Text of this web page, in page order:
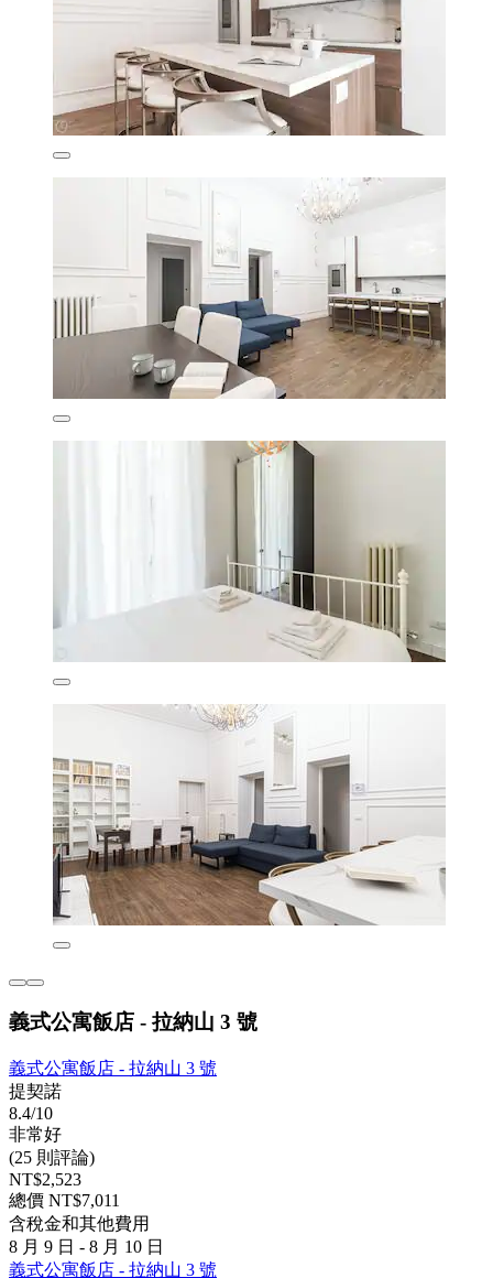
義式公寓飯店 - 拉納山 3 號
義式公寓飯店 - 拉納山 3 號
提契諾
8.4/10
非常好
(25 則評論)
NT$2,523
總價 NT$7,011
含稅金和其他費用
8 月 9 日 - 8 月 10 日
義式公寓飯店 - 拉納山 3 號